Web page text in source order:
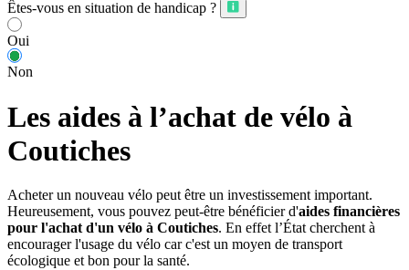
Êtes-vous en situation de handicap ?
Oui
Non
Les aides à l’achat de vélo à
Coutiches
Acheter un nouveau vélo peut être un investissement important.
Heureusement, vous pouvez peut-être bénéficier d'aides financières
pour l'achat d'un vélo à Coutiches. En effet l’État cherchent à
encourager l'usage du vélo car c'est un moyen de transport
écologique et bon pour la santé.